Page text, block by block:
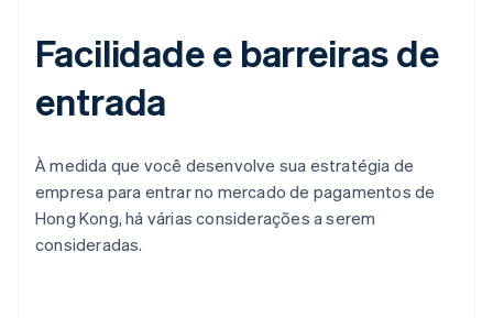
Facilidade e barreiras de
entrada
À medida que você desenvolve sua estratégia de
empresa para entrar no mercado de pagamentos de
Hong Kong, há várias considerações a serem
consideradas.